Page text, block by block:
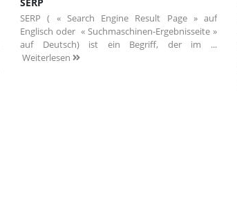
SERP ( « Search Engine Result Page » auf
Englisch oder « Suchmaschinen-Ergebnisseite »
auf Deutsch) ist ein Begriff, der im ...
Weiterlesen